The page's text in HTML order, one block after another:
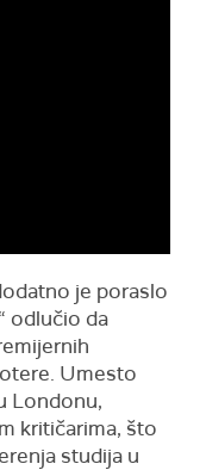
je poraslo
odlučio da
Umesto
Londonu,
kritičarima, što
studija u